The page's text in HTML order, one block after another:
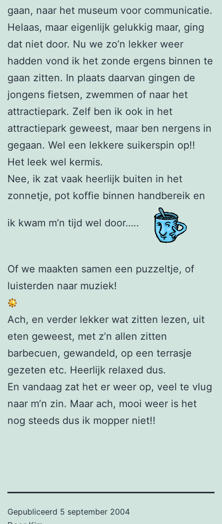
gaan, naar het museum voor communicatie.
Helaas, maar eigenlijk gelukkig maar, ging
dat niet door. Nu we zo’n lekker weer
hadden vond ik het zonde ergens binnen te
gaan zitten. In plaats daarvan gingen de
jongens fietsen, zwemmen of naar het
attractiepark. Zelf ben ik ook in het
attractiepark geweest, maar ben nergens in
gegaan. Wel een lekkere suikerspin op!!
Het leek wel kermis.
Nee, ik zat vaak heerlijk buiten in het
zonnetje, pot koffie binnen handbereik en
ik kwam m’n tijd wel door…..
Of we maakten samen een puzzeltje, of
luisterden naar muziek!
Ach, en verder lekker wat zitten lezen, uit
eten geweest, met z’n allen zitten
barbecuen, gewandeld, op een terrasje
gezeten etc. Heerlijk relaxed dus.
En vandaag zat het er weer op, veel te vlug
naar m’n zin. Maar ach, mooi weer is het
nog steeds dus ik mopper niet!!
Gepubliceerd 5 september 2004